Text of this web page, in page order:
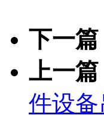
下一篇
上一篇
件设